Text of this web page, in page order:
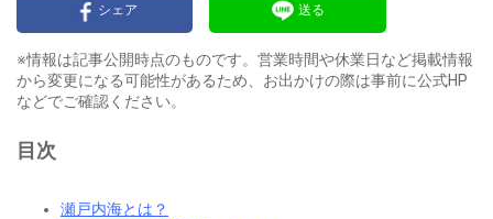
シェア 送る
※情報は記事公開時点のものです。営業時間や休業日など掲載情報
から変更になる可能性があるため、お出かけの際は事前に公式HP
などでご確認ください。
目次
瀬戸内海とは？